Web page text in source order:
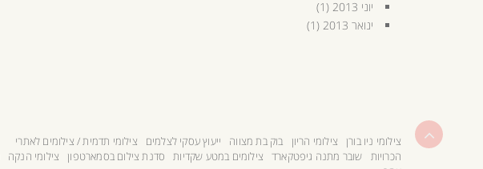
יוני 2013
(1)
ינואר 2013
(1)
צילומי ניו בורן צילומי הריון בוק בת מצווה ייעוץ עסקי לצלמים
צילומי תדמית / צילומים לאתרי
הכרויות
שובר מתנה גיפטקארד צילומים במטע שקדיות סדנת צילום בסמארטפון צילומי הנקה
גלילה
לראש